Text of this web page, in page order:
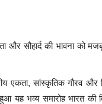
और सौहार्द की भावना को
एकता, सांस्कृतिक गौरव और
यह भव्य समारोह भारत की